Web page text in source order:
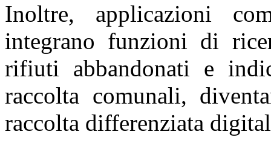
Inoltre, applicazioni
integrano funzioni di
rifiuti abbandonati e
raccolta comunali,
raccolta differenziata